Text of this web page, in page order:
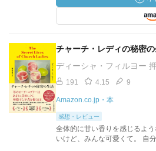
チャーチ・レディの秘密
ディーシャ・フィルヨー
191 4.15 9
Amazon.co.jp・本
感想・レビュー
全体的に甘い香りを感じるよ
いけど、みんな可愛くて。 自